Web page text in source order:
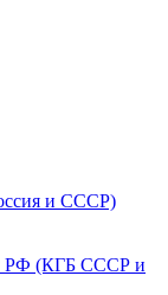
и СССР)
(КГБ СССР и